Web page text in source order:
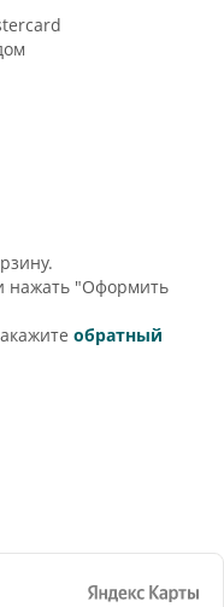
нажать "Оформить
обратный